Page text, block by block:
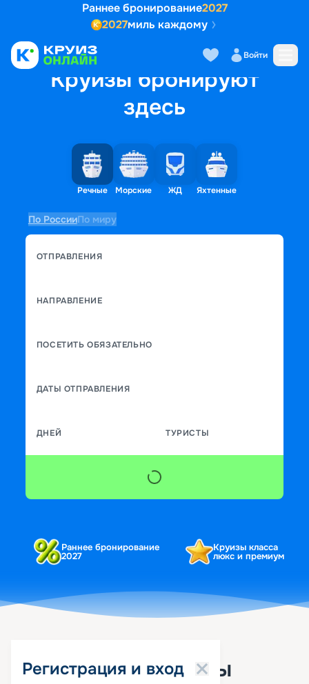
Раннее бронирование2027
2027миль каждому
Войти
Круизы бронируют
здесь
Речные Морские ЖД Яхтенные
По РоссииПо миру
ОТПРАВЛЕНИЯ
НАПРАВЛЕНИЕ
ПОСЕТИТЬ ОБЯЗАТЕЛЬНО
ДАТЫ ОТПРАВЛЕНИЯ
ДНЕЙ ТУРИСТЫ
Раннее бронирование
2027
Круизы класса
люкс и премиум
Регистрация и вход
Популярные круизы